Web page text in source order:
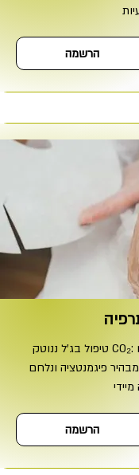
הרשמה
טיפול בג'ל ננוטק CO₂: משפר את מחזור הדם
פיגמנטציה ונלחם
הרשמה